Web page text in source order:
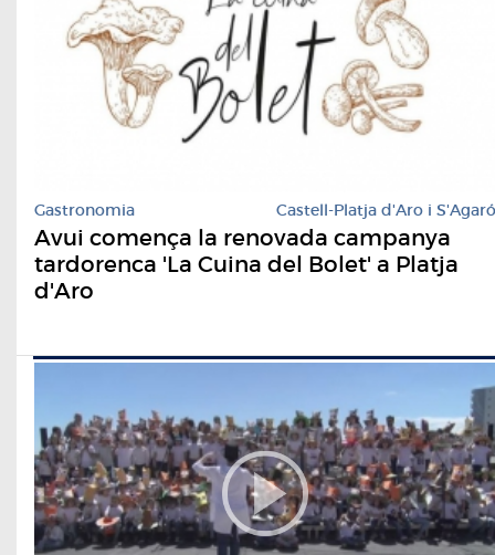
Gastronomia Castell-Platja d'Aro i S'Agaró
Avui comença la renovada campanya
tardorenca 'La Cuina del Bolet' a Platja
d'Aro